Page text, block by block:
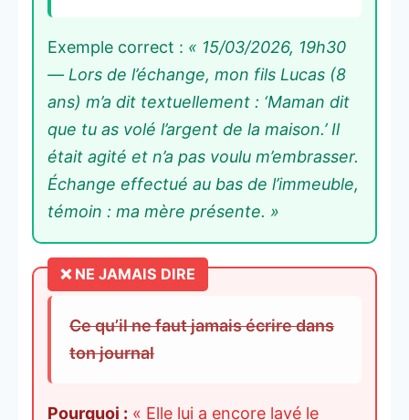
Exemple correct : « 15/03/2026, 19h30
— Lors de l’échange, mon fils Lucas (8
ans) m’a dit textuellement : ‘Maman dit
que tu as volé l’argent de la maison.’ Il
était agité et n’a pas voulu m’embrasser.
Échange effectué au bas de l’immeuble,
témoin : ma mère présente. »
Ce qu’il ne faut jamais écrire dans
ton journal
Pourquoi : « Elle lui a encore lavé le